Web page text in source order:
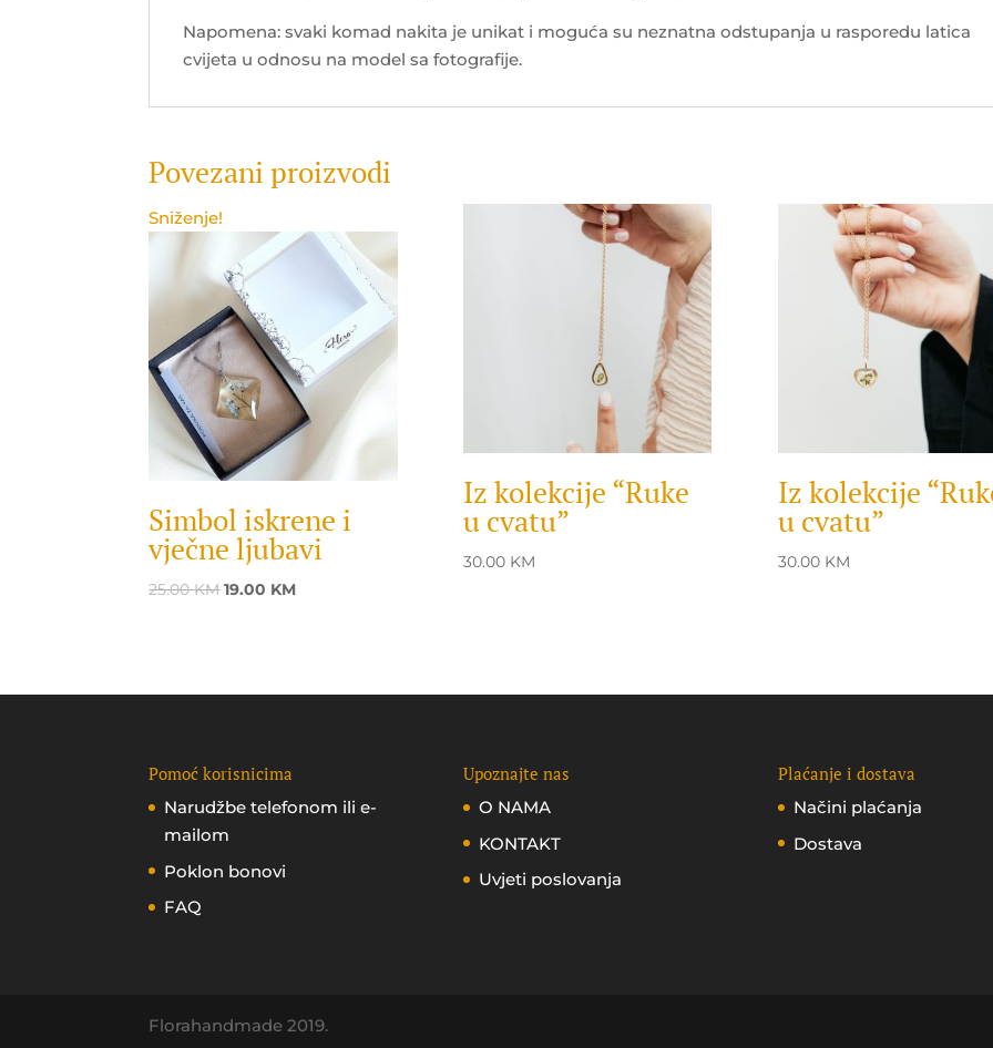
Napomena: svaki komad nakita je unikat i moguća su neznatna odstupanja u rasporedu latica
cvijeta u odnosu na model sa fotografije.
Povezani proizvodi
Sniženje!
Simbol iskrene i
vječne ljubavi
25.00KMOriginal
19.00 KMCurrent
Iz kolekcije “Ruke
u cvatu”
30.00 KM
Iz kolekcije
u cvatu”
30.00 KM
Pomoć korisnicima
Narudžbe telefonom ili e-
mailom
Poklon bonovi
FAQ
Upoznajte nas
O NAMA
KONTAKT
Uvjeti poslovanja
Plaćanje i dostava
Načini plaćanja
Dostava
Florahandmade 2019.